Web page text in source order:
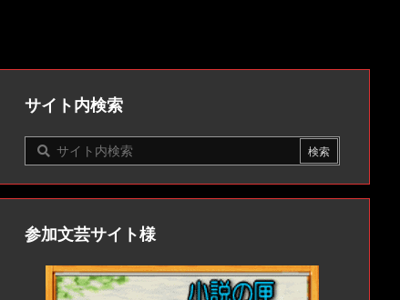
サイト内検索
参加文芸サイト様